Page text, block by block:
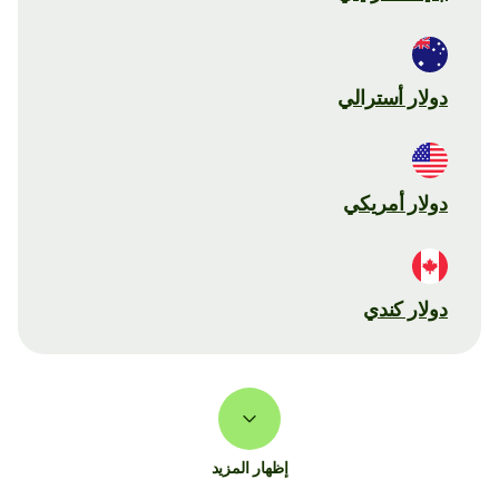
دولار أسترالي
دولار أمريكي
دولار كندي
إظهار المزيد